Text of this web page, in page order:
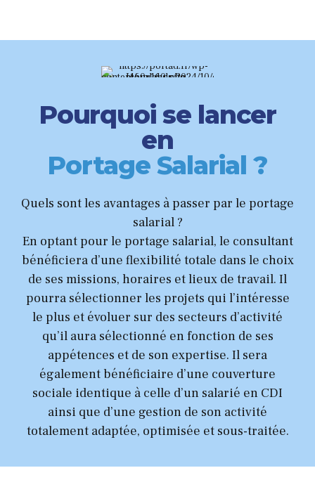
Pourquoi se lancer
en
Portage Salarial ?
Quels sont les avantages à passer par le portage
salarial ?
En optant pour le portage salarial, le consultant
bénéficiera d’une flexibilité totale dans le choix
de ses missions, horaires et lieux de travail. Il
pourra sélectionner les projets qui l’intéresse
le plus et évoluer sur des secteurs d’activité
qu’il aura sélectionné en fonction de ses
appétences et de son expertise. Il sera
également bénéficiaire d’une couverture
sociale identique à celle d’un salarié en CDI
ainsi que d’une gestion de son activité
totalement adaptée, optimisée et sous-traitée.